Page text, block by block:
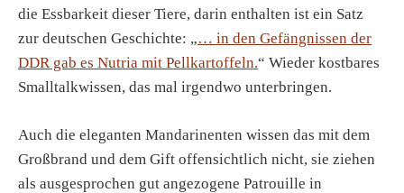
die Essbarkeit dieser Tiere, darin enthalten ist ein Satz
zur deutschen Geschichte: „… in den Gefängnissen der
DDR gab es Nutria mit Pellkartoffeln.“ Wieder kostbares
Smalltalkwissen, das mal irgendwo unterbringen.
Auch die eleganten Mandarinenten wissen das mit dem
Großbrand und dem Gift offensichtlich nicht, sie ziehen
als ausgesprochen gut angezogene Patrouille in